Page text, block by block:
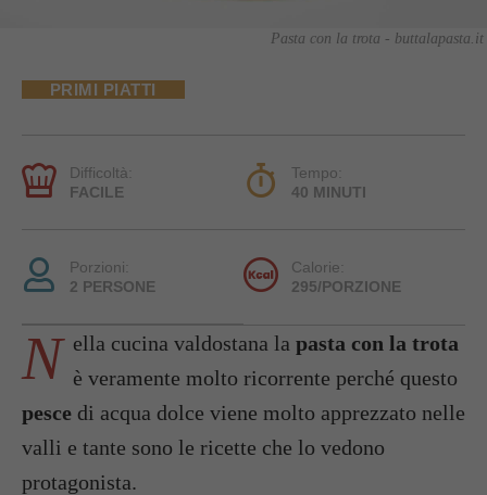
Pasta con la trota - buttalapasta.it
PRIMI PIATTI
Difficoltà:
FACILE
Tempo:
40 MINUTI
Porzioni:
2 PERSONE
Calorie:
295/PORZIONE
N ella cucina valdostana la pasta con la trota
è veramente molto ricorrente perché questo
pesce di acqua dolce viene molto apprezzato nelle
valli e tante sono le ricette che lo vedono
protagonista.